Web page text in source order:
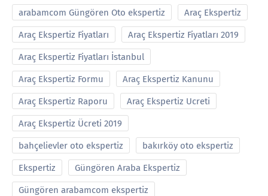
arabamcom Güngören Oto ekspertiz Araç Ekspertiz
Araç Ekspertiz Fiyatları Araç Ekspertiz Fiyatları 2019
Araç Ekspertiz Fiyatları İstanbul
Araç Ekspertiz Formu Araç Ekspertiz Kanunu
Araç Ekspertiz Raporu Araç Ekspertiz Ucreti
Araç Ekspertiz Ücreti 2019
bahçelievler oto ekspertiz bakırköy oto ekspertiz
Ekspertiz Güngören Araba Ekspertiz
Güngören arabamcom ekspertiz